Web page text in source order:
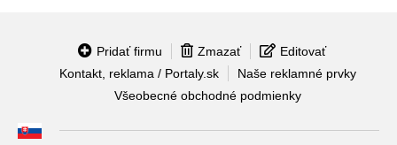
Pridať firmu Zmazať
Editovať
Kontakt, reklama / Portaly.sk
Naše reklamné prvky
Všeobecné obchodné podmienky